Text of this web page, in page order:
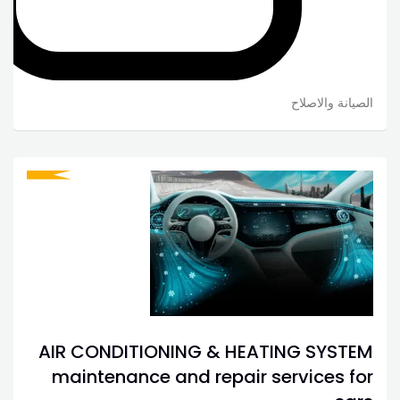
الصيانة والاصلاح
AIR CONDITIONING & HEATING SYSTEM
maintenance and repair services for